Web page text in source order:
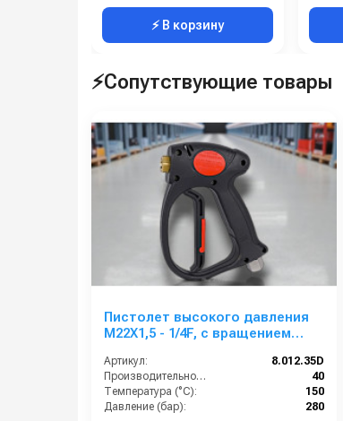
⚡ В корзину
⚡Сопутствующие товары
Пистолет высокого давления
M22X1,5 - 1/4F, с вращением
Артикул:
8.012.35D
Производительность (л/мин):
40
Температура (°C):
150
Давление (бар):
280